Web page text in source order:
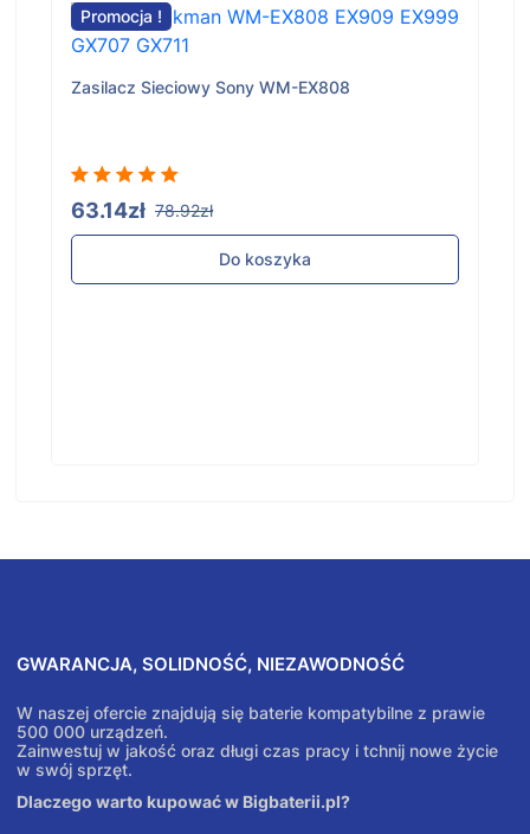
Promocja !
Zasilacz Sieciowy Sony WM-EX808
63.14zł 78.92zł
Do koszyka
GWARANCJA, SOLIDNOŚĆ, NIEZAWODNOŚĆ
W naszej ofercie znajdują się baterie kompatybilne z prawie
500 000 urządzeń.
Zainwestuj w jakość oraz długi czas pracy i tchnij nowe życie
w swój sprzęt.
Dlaczego warto kupować w Bigbaterii.pl?